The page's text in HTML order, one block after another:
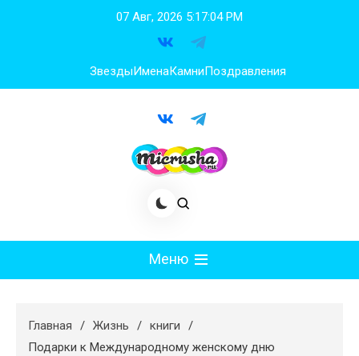
07 Авг, 2026 5:17:05 PM
ЗвездыИменаКамниПоздравления
Меню
Худеем
Главная Жизнь
книги
Подарки к Международному женскому дню